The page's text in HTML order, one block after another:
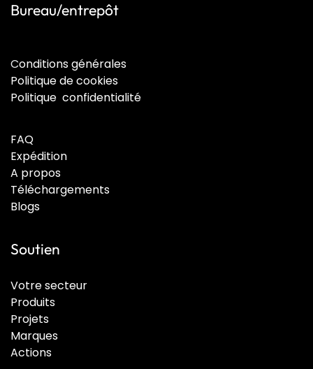
Bureau/entrepôt
Conditions générales
Politique de cookies
Politique confidentialité
FAQ
Expédition
A propos
Téléchargements
Blogs
Soutien
Votre secteur
Produits
Projets
Marques
Actions